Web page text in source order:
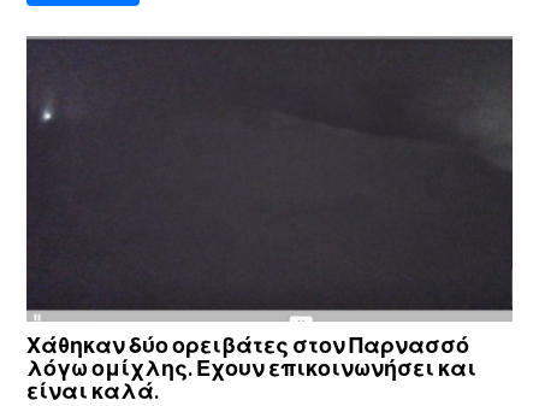
Χάθηκαν δύο ορειβάτες στον Παρνασσό
λόγω ομίχλης. Εχουν επικοινωνήσει και
είναι καλά.